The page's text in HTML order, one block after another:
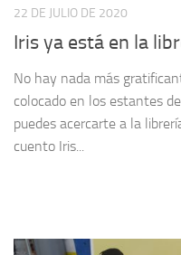
22 DE JULIO DE 2020
Iris ya está en la
No hay nada más
colocado en los estantes
puedes acercarte a la
cuento Iris...